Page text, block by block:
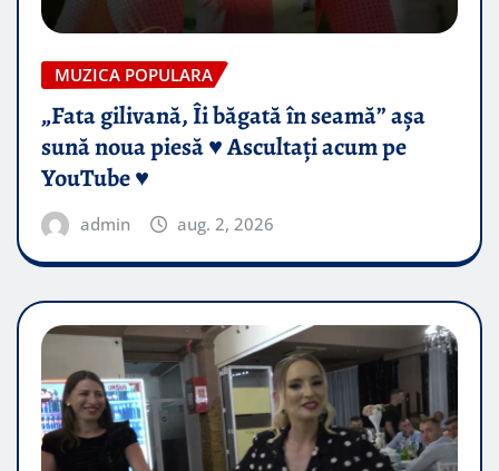
MUZICA POPULARA
„Fata gilivană, Îi băgată în seamă” așa
sună noua piesă ♥️ Ascultați acum pe
YouTube ♥️
admin aug. 2, 2026